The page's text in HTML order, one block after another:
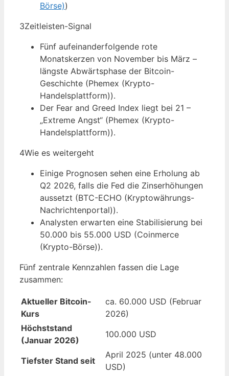
Börse))
3Zeitleisten-Signal
Fünf aufeinanderfolgende rote
Monatskerzen von November bis März –
längste Abwärtsphase der Bitcoin-
Geschichte (Phemex (Krypto-
Handelsplattform)).
Der Fear and Greed Index liegt bei 21 –
„Extreme Angst“ (Phemex (Krypto-
Handelsplattform)).
4Wie es weitergeht
Einige Prognosen sehen eine Erholung ab
Q2 2026, falls die Fed die Zinserhöhungen
aussetzt (BTC-ECHO (Kryptowährungs-
Nachrichtenportal)).
Analysten erwarten eine Stabilisierung bei
50.000 bis 55.000 USD (Coinmerce
(Krypto-Börse)).
Fünf zentrale Kennzahlen fassen die Lage
zusammen:
Aktueller Bitcoin-
Kurs
ca. 60.000 USD (Februar
2026)
Höchststand
(Januar 2026)
100.000 USD
Tiefster Stand seit
April 2025 (unter 48.000
USD)